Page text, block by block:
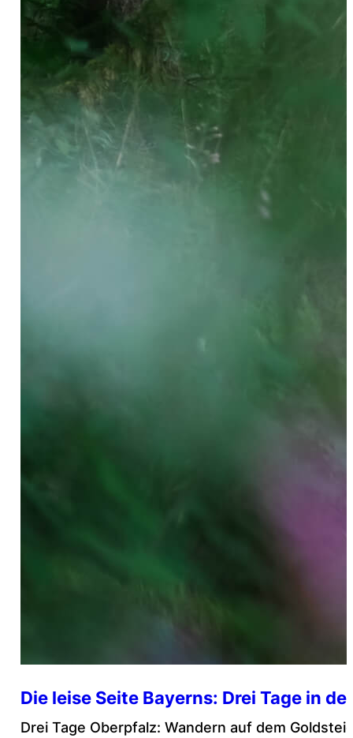
Die leise Seite Bayerns: Drei Tage in
Drei Tage Oberpfalz: Wandern auf dem